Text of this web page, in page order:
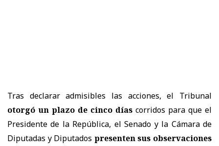
Tras declarar admisibles las acciones, el Tribunal
otorgó un plazo de cinco días corridos para que el
Presidente de la República, el Senado y la Cámara de
Diputadas y Diputados presenten sus observaciones